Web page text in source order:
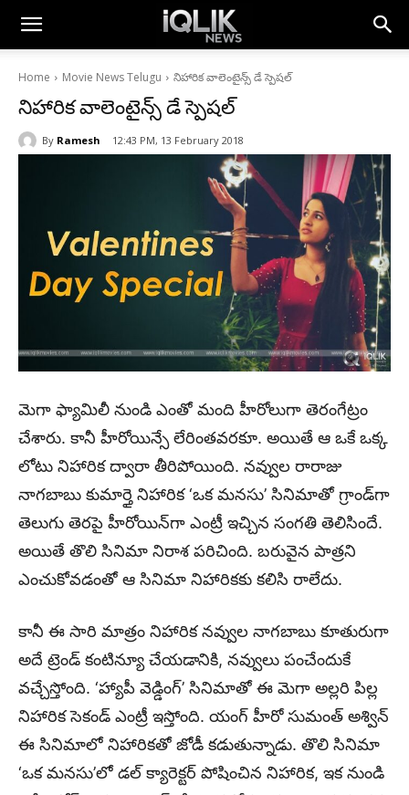
Home Movie News Telugu నిహారిక వాలెంటైన్స్ డే స్పెషల్
నిహారిక వాలెంటైన్స్ డే స్పెషల్
By Ramesh 12:43 PM, 13 February 2018
మెగా ఫ్యామిలీ నుండి ఎంతో మంది హీరోలుగా తెరంగేట్రం
చేశారు. కానీ హీరోయిన్సే లేరింతవరకూ. అయితే ఆ ఒకే ఒక్క
లోటు నిహారిక ద్వారా తీరిపోయింది. నవ్వుల రారాజు
నాగబాబు కుమార్తై నిహారిక ‘ఒక మనసు’ సినిమాతో గ్రాండ్‌గా
తెలుగు తెరపై హీరోయిన్‌గా ఎంట్రీ ఇచ్చిన సంగతి తెలిసిందే.
అయితే తొలి సినిమా నిరాశ పరిచింది. బరువైన పాత్రని
ఎంచుకోవడంతో ఆ సినిమా నిహారికకు కలిసి రాలేదు.
కానీ ఈ సారి మాత్రం నిహారిక నవ్వుల నాగబాబు కూతురుగా
అదే ట్రెండ్‌ కంటిన్యూ చేయడానికి, నవ్వులు పంచేందుకే
వచ్చేస్తోంది. ‘హ్యాపీ వెడ్డింగ్‌’ సినిమాతో ఈ మెగా అల్లరి పిల్ల
నిహారిక సెకండ్‌ ఎంట్రీ ఇస్తోంది. యంగ్‌ హీరో సుమంత్‌ అశ్విన్‌
ఈ సినిమాలో నిహారికతో జోడీ కడుతున్నాడు. తొలి సినిమా
‘ఒక మనసు’లో డల్‌ క్యారెక్టర్‌ పోషించిన నిహారిక, ఇక నుండి